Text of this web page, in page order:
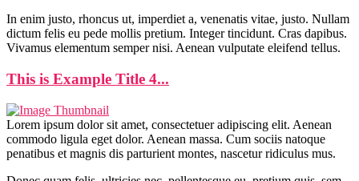
In enim justo, rhoncus ut, imperdiet a, venenatis vitae, justo. Nullam
dictum felis eu pede mollis pretium. Integer tincidunt. Cras dapibus.
Vivamus elementum semper nisi. Aenean vulputate eleifend tellus.
This is Example Title 4...
Lorem ipsum dolor sit amet, consectetuer adipiscing elit. Aenean
commodo ligula eget dolor. Aenean massa. Cum sociis natoque
penatibus et magnis dis parturient montes, nascetur ridiculus mus.